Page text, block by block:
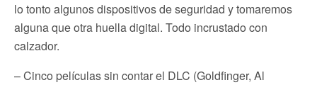
lo tonto algunos dispositivos de seguridad y tomaremos
alguna que otra huella digital. Todo incrustado con
calzador.
– Cinco películas sin contar el DLC (Goldfinger, Al